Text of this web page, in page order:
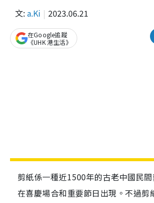
文: a.Ki 2023.06.21
在Google追蹤
《UHK 港生活》
剪紙係一種近1500年的古老中國民
在喜慶場合和重要節日出現。不過剪